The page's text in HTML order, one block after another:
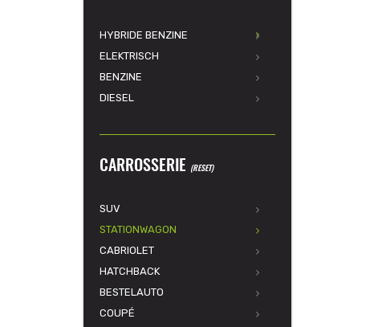
HYBRIDE BENZINE
ELEKTRISCH
BENZINE
DIESEL
CARROSSERIE (RESET)
SUV
STATIONWAGON
CABRIOLET
HATCHBACK
BESTELAUTO
COUPÉ